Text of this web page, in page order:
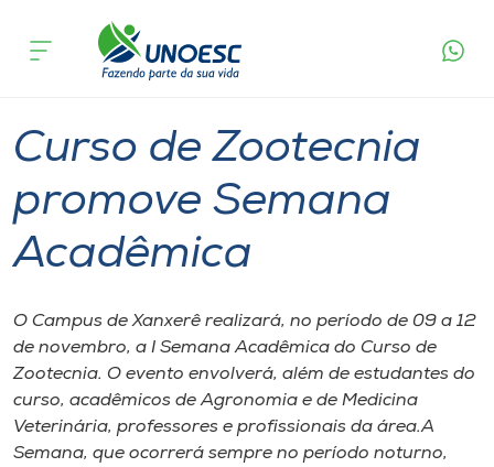
Cursos
Atendimento ao Estudante
Portal de Ensino
A
Unoesc
acontece
Curso de Zootecnia
promove Semana
Acadêmica
O Campus de Xanxerê realizará, no período de 09 a 12
de novembro, a I Semana Acadêmica do Curso de
Zootecnia. O evento envolverá, além de estudantes do
curso, acadêmicos de Agronomia e de Medicina
Veterinária, professores e profissionais da área.A
Semana, que ocorrerá sempre no período noturno,